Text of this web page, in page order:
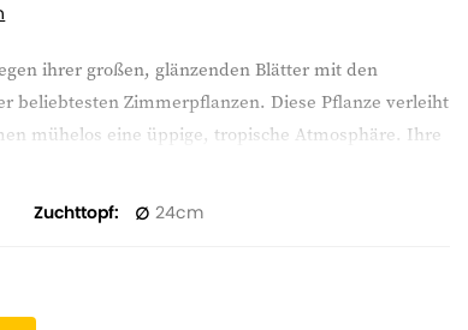
ihrer großen, glänzenden Blätter mit den
beliebtesten Zimmerpflanzen. Diese Pflanze verleiht
mühelos eine üppige, tropische Atmosphäre. Ihre
optische Tiefe als auch Dynamik. Dank ihres
die Monstera eine ausgezeichnete Wahl sowohl für
Zuchttopf 24